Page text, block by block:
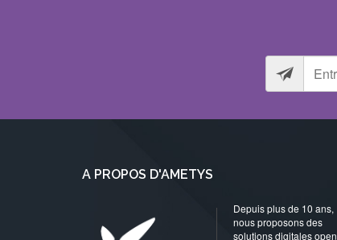
A PROPOS D'AMETYS
Depuis plus de 10 ans,
nous proposons des
solutions digitales open